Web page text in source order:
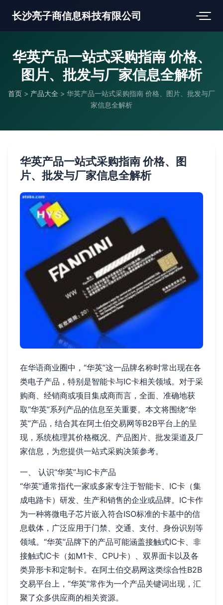
长沙亮子商信息科技有限公司
华英产品一站式采购指南 价格、
图片、批发与厂家信息全解析
首页 > 产品大全 > 华英产品一站式采购指南 价格、图片、批发与厂
家信息全解析
华英产品一站式采购指南 价格、图
片、批发与厂家信息全解析
在华语商业圈中，“华英”这一品牌名称时常出现在各
类电子产品，特别是智能卡与IC卡相关领域。对于采
购商、经销商或项目集成商而言，全面、准确地获
取“华英”系列产品的信息至关重要。本文将围绕“华
英”产品，结合其在阿土伯交易网等B2B平台上的呈
现，系统梳理其价格概况、产品图片、批发渠道及厂
家信息，为您提供一站式采购决策参考。
一、 认识“华英”与IC卡产品
“华英”通常指代一家或多家专注于智能卡、IC卡（集
成电路卡）研发、生产和销售的企业或品牌。IC卡作
为一种将微电子芯片嵌入符合ISO标准的卡基中的信
息载体，广泛应用于门禁、交通、支付、身份识别等
领域。“华英”品牌下的产品可能涵盖接触式IC卡、非
接触式IC卡（如M1卡、CPU卡）、双界面卡以及各
类异形卡和定制卡。在阿土伯交易网这类综合性B2B
交易平台上，“华英”常作为一个产品关键词出现，汇
聚了众多供应商的相关资源。